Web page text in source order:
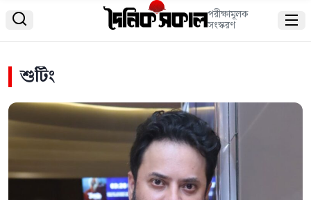
 পরীক্ষামূলক
সংস্করণ 
শুটিং